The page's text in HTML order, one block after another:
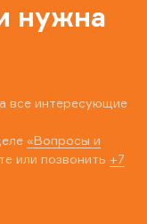
нужна
все интересующие
«Вопросы и
или позвонить +7